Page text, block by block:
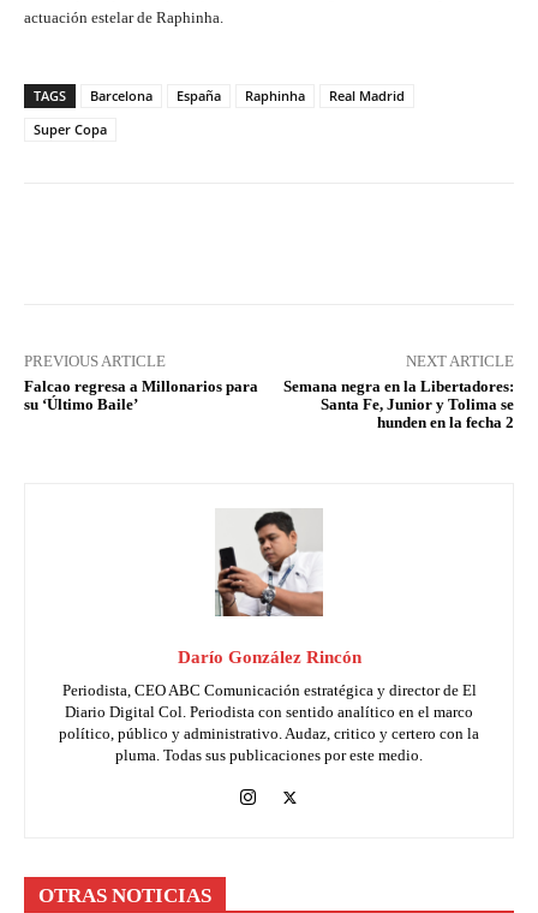
actuación estelar de Raphinha.
TAGS Barcelona España Raphinha
Real Madrid
Super Copa
PREVIOUS ARTICLE
Falcao regresa a Millonarios para
su ‘Último Baile’
NEXT ARTICLE
Semana negra en la Libertadores:
Santa Fe, Junior y Tolima se
hunden en la fecha 2
Darío González Rincón
Periodista, CEO ABC Comunicación estratégica y director de El
Diario Digital Col. Periodista con sentido analítico en el marco
político, público y administrativo. Audaz, critico y certero con la
pluma. Todas sus publicaciones por este medio.
OTRAS NOTICIAS